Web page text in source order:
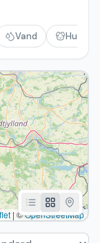
Vand Hund
|©OpenStreetMap